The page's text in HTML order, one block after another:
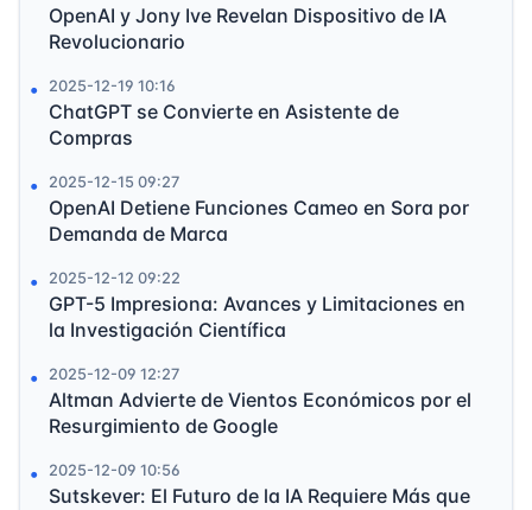
OpenAI y Jony Ive Revelan Dispositivo de IA
Revolucionario
2025-12-19 10:16
ChatGPT se Convierte en Asistente de
Compras
2025-12-15 09:27
OpenAI Detiene Funciones Cameo en Sora por
Demanda de Marca
2025-12-12 09:22
GPT-5 Impresiona: Avances y Limitaciones en
la Investigación Científica
2025-12-09 12:27
Altman Advierte de Vientos Económicos por el
Resurgimiento de Google
2025-12-09 10:56
Sutskever: El Futuro de la IA Requiere Más que